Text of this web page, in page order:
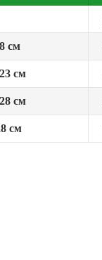
см
см
см
см